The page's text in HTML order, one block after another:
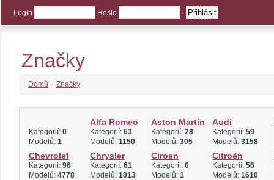
Login Heslo ·
Značky
Domů / Značky
Kategorií: 0
Modelů: 1
Alfa Romeo
Kategorií: 63
Modelů: 1150
Aston Martin
Kategorií: 28
Modelů: 305
Audi
Kategorií: 59
Modelů: 3158
Chevrolet
Kategorií: 96
Modelů: 4778
Chrysler
Kategorií: 61
Modelů: 1013
Ciroen
Kategorií: 0
Modelů: 1
Citroën
Kategorií: 56
Modelů: 1610